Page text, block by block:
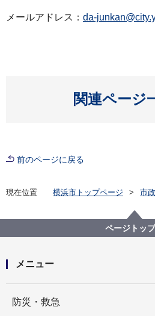
メールアドレス： da-
関連ページ
開
前のページに戻る
現在位置 横浜市トップページ
市
脱炭素・GREEN×EXPO推進
記者発表 2026年度
連携自治体の再エネを活用
ページトッ
メニュー
防災・救急